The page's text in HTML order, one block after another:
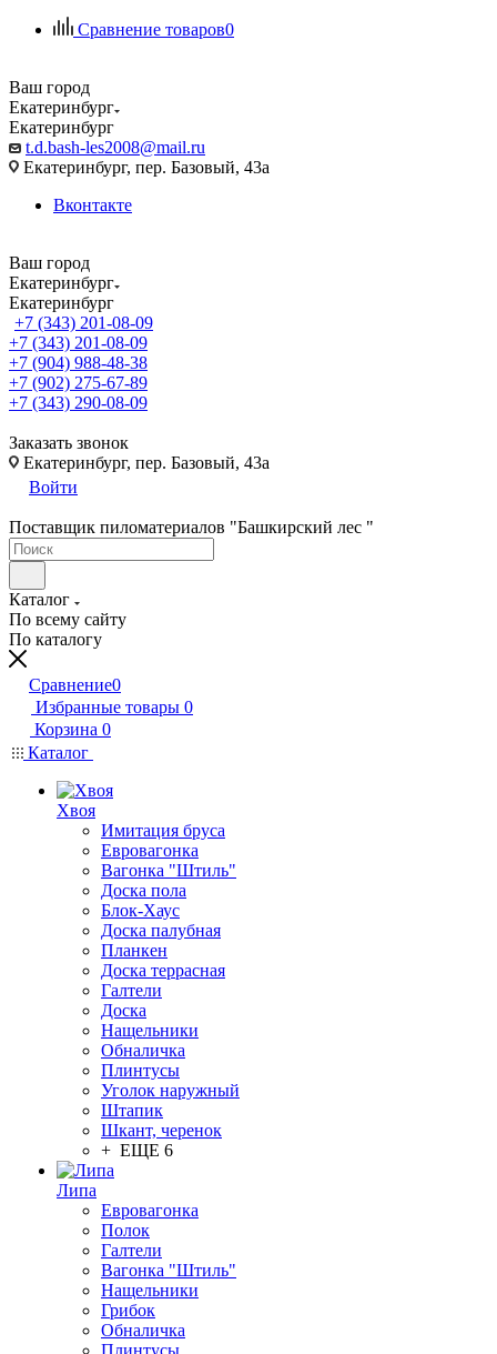
Сравнение товаров0
Ваш город
Екатеринбург
Екатеринбург
t.d.bash-les2008@mail.ru
Екатеринбург, пер. Базовый, 43а
Вконтакте
Ваш город
Екатеринбург
Екатеринбург
+7 (343) 201-08-09
+7 (343) 201-08-09
+7 (904) 988-48-38
+7 (902) 275-67-89
+7 (343) 290-08-09
Заказать звонок
Екатеринбург, пер. Базовый, 43а
Войти
Поставщик пиломатериалов "Башкирский лес "
Каталог
По всему сайту
По каталогу
Сравнение0
Избранные товары 0
Корзина 0
Каталог
Хвоя
Имитация бруса
Евровагонка
Вагонка "Штиль"
Доска пола
Блок-Хаус
Доска палубная
Планкен
Доска террасная
Галтели
Доска
Нащельники
Обналичка
Плинтусы
Уголок наружный
Штапик
Шкант, черенок
+ ЕЩЕ 6
Липа
Евровагонка
Полок
Галтели
Вагонка "Штиль"
Нащельники
Грибок
Обналичка
Плинтусы